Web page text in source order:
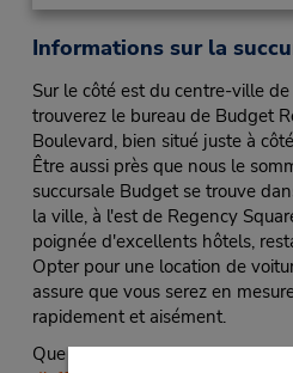
Informations sur la
Sur le côté est du centre-ville
trouverez le bureau de Budget
Boulevard, bien situé juste à
Être aussi près que nous le
succursale Budget se trouve
la ville, à l'est de Regency
poignée d'excellents hôtels,
Opter pour une location de
assure que vous serez en
rapidement et aisément.
Que vous souhaitiez obtenir des